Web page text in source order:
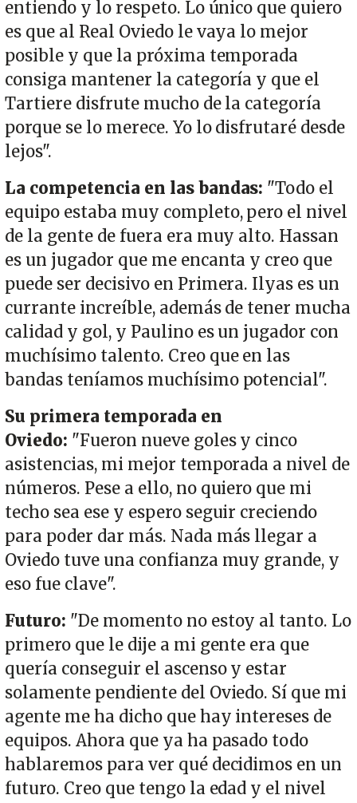
entiendo y lo respeto. Lo único que quiero
es que al Real Oviedo le vaya lo mejor
posible y que la próxima temporada
consiga mantener la categoría y que el
Tartiere disfrute mucho de la categoría
porque se lo merece. Yo lo disfrutaré desde
lejos".
La competencia en las bandas: "Todo el
equipo estaba muy completo, pero el nivel
de la gente de fuera era muy alto. Hassan
es un jugador que me encanta y creo que
puede ser decisivo en Primera. Ilyas es un
currante increíble, además de tener mucha
calidad y gol, y Paulino es un jugador con
muchísimo talento. Creo que en las
bandas teníamos muchísimo potencial".
Su primera temporada en
Oviedo: "Fueron nueve goles y cinco
asistencias, mi mejor temporada a nivel de
números. Pese a ello, no quiero que mi
techo sea ese y espero seguir creciendo
para poder dar más. Nada más llegar a
Oviedo tuve una confianza muy grande, y
eso fue clave".
Futuro: "De momento no estoy al tanto. Lo
primero que le dije a mi gente era que
quería conseguir el ascenso y estar
solamente pendiente del Oviedo. Sí que mi
agente me ha dicho que hay intereses de
equipos. Ahora que ya ha pasado todo
hablaremos para ver qué decidimos en un
futuro. Creo que tengo la edad y el nivel